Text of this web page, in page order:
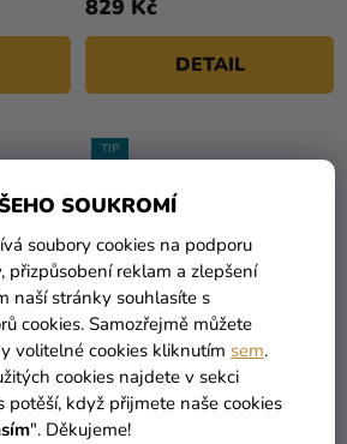
SOUKROMÍ
soubory cookies na podporu
přizpůsobení reklam a zlepšení
naší stránky souhlasíte s
cookies. Samozřejmě můžete
volitelné cookies kliknutím sem.
cookies najdete v sekci
potěší, když přijmete naše cookies
". Děkujeme!
829 Kč
DETAIL
TIP
Dětský kostým -
Superhrdina Superman